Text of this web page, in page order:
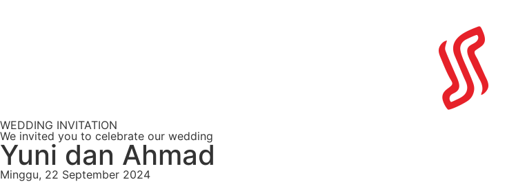
WEDDING INVITATION
We invited you to celebrate our wedding
Yuni dan Ahmad
Minggu, 22 September 2024